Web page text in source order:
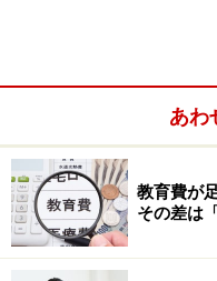
たという経験なら尚更
い点数を取れなかった
かった。自信を持って
とんど関心を向けられ
あわ
教育費が
その差は